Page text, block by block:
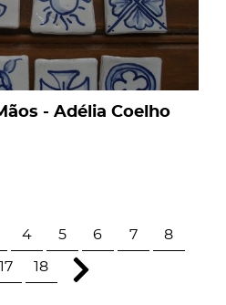
- Adélia Coelho
4 5 6 7 8
17 18